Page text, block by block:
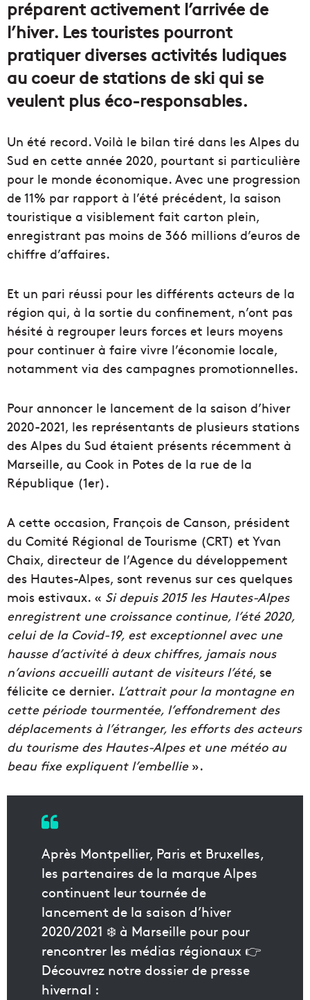
préparent activement l’arrivée de
l’hiver. Les touristes pourront
pratiquer diverses activités ludiques
au coeur de stations de ski qui se
veulent plus éco-responsables.
Un été record. Voilà le bilan tiré dans les Alpes du
Sud en cette année 2020, pourtant si particulière
pour le monde économique. Avec une progression
de 11% par rapport à l’été précédent, la saison
touristique a visiblement fait carton plein,
enregistrant pas moins de 366 millions d’euros de
chiffre d’affaires.
Et un pari réussi pour les différents acteurs de la
région qui, à la sortie du confinement, n’ont pas
hésité à regrouper leurs forces et leurs moyens
pour continuer à faire vivre l’économie locale,
notamment via des campagnes promotionnelles.
Pour annoncer le lancement de la saison d’hiver
2020-2021, les représentants de plusieurs stations
des Alpes du Sud étaient présents récemment à
Marseille, au Cook in Potes de la rue de la
République (1er).
A cette occasion, François de Canson, président
du Comité Régional de Tourisme (CRT) et Yvan
Chaix, directeur de l’Agence du développement
des Hautes-Alpes, sont revenus sur ces quelques
mois estivaux. « Si depuis 2015 les Hautes-Alpes
enregistrent une croissance continue, l’été 2020,
celui de la Covid-19, est exceptionnel avec une
hausse d’activité à deux chiffres, jamais nous
n’avions accueilli autant de visiteurs l’été, se
félicite ce dernier. L’attrait pour la montagne en
cette période tourmentée, l’effondrement des
déplacements à l’étranger, les efforts des acteurs
du tourisme des Hautes-Alpes et une météo au
beau fixe expliquent l’embellie».
Après Montpellier, Paris et Bruxelles,
les partenaires de la marque Alpes
continuent leur tournée de
lancement de la saison d’hiver
2020/2021 ❄️ à Marseille pour pour
rencontrer les médias régionaux 👉
Découvrez notre dossier de presse
hivernal :